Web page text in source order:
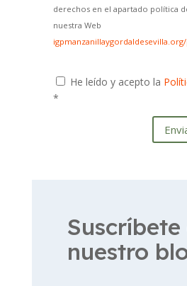
derechos en el apartado política
nuestra Web
He leído y acepto la
*
Suscríbete
nuestro